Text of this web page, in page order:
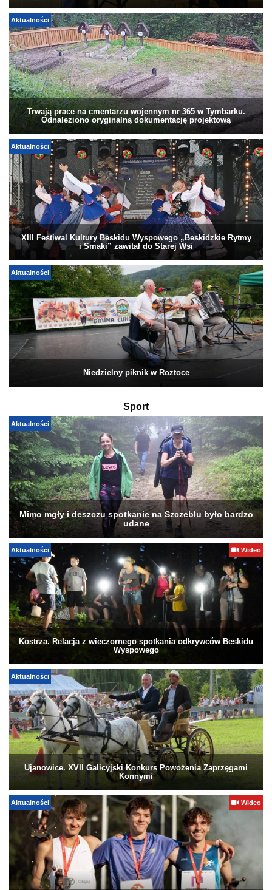
Aktualności
Trwają prace na cmentarzu wojennym nr 365 w Tymbarku.
Odnaleziono oryginalną dokumentację projektową
Aktualności
XIII Festiwal Kultury Beskidu Wyspowego „Beskidzkie Rytmy
i Smaki” zawitał do Starej Wsi
Aktualności
Niedzielny piknik w Roztoce
Sport
Aktualności
Mimo mgły i deszczu spotkanie na Szczeblu było bardzo
udane
Aktualności Wideo
Kostrza. Relacja z wieczornego spotkania odkrywców Beskidu
Wyspowego
Aktualności
Ujanowice. XVII Galicyjski Konkurs Powożenia Zaprzęgami
Konnymi
Aktualności Wideo